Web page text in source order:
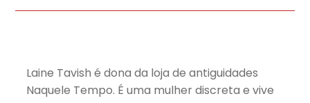
Laine Tavish é dona da loja de antiguidades
Naquele Tempo. É uma mulher discreta e vive